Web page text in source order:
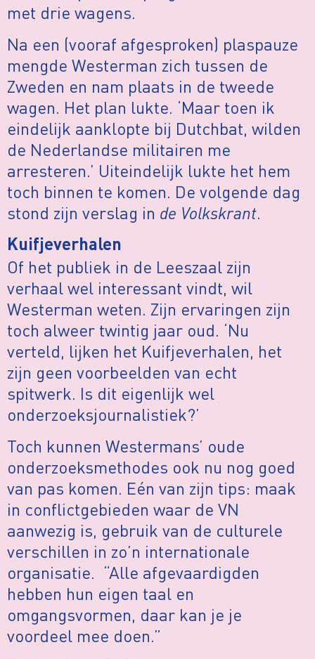
met drie wagens.
Na een (vooraf afgesproken) plaspauze
mengde Westerman zich tussen de
Zweden en nam plaats in de tweede
wagen. Het plan lukte. ‘Maar toen ik
eindelijk aanklopte bij Dutchbat, wilden
de Nederlandse militairen me
arresteren.’ Uiteindelijk lukte het hem
toch binnen te komen. De volgende dag
stond zijn verslag in de Volkskrant.
Kuifjeverhalen
Of het publiek in de Leeszaal zijn
verhaal wel interessant vindt, wil
Westerman weten. Zijn ervaringen zijn
toch alweer twintig jaar oud. ‘Nu
verteld, lijken het Kuifjeverhalen, het
zijn geen voorbeelden van echt
spitwerk. Is dit eigenlijk wel
onderzoeksjournalistiek?’
Toch kunnen Westermans’ oude
onderzoeksmethodes ook nu nog goed
van pas komen. Eén van zijn tips: maak
in conflictgebieden waar de VN
aanwezig is, gebruik van de culturele
verschillen in zo’n internationale
organisatie. “Alle afgevaardigden
hebben hun eigen taal en
omgangsvormen, daar kan je je
voordeel mee doen.”